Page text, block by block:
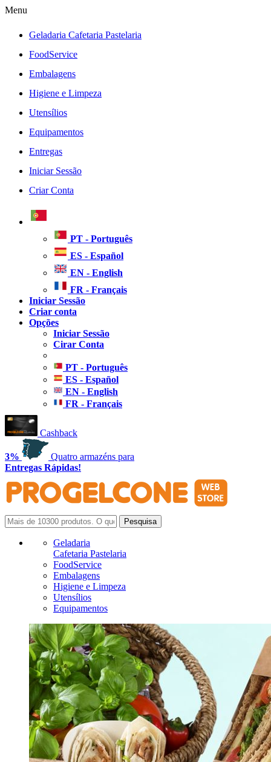
Menu
Geladaria Cafetaria Pastelaria
FoodService
Embalagens
Higiene e Limpeza
Utensílios
Equipamentos
Entregas
Iniciar Sessão
Criar Conta
PT - Português
ES - Español
EN - English
FR - Français
Iniciar Sessão
Criar conta
Opções
Iniciar Sessão
Cirar Conta
PT - Português
ES - Español
EN - English
FR - Français
Cashback
3%
Quatro armazéns para
Entregas Rápidas!
Geladaria
Cafetaria Pastelaria
FoodService
Embalagens
Higiene e Limpeza
Utensílios
Equipamentos